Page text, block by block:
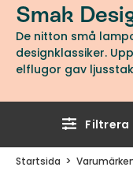
Smak
De nitton små
designklassiker.
elflugor gav
Filtrera
Startsida